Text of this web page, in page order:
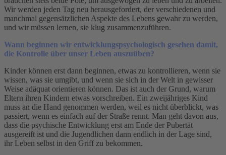
Wir werden jeden Tag neu herausgefordert, der verschiedenen und
manchmal gegensätzlichen Aspekte des Lebens gewahr zu werden,
und wir müssen lernen, sie klug zusammenzuführen.
Wann beginnen wir entwicklungspsychologisch gesehen damit,
die Kontrolle über unser Leben auszuüben?
Kinder können erst dann beginnen, etwas zu kontrollieren, wenn sie
wissen, was sie umgibt, und wenn sie sich in der Welt in gewisser
Weise adäquat orientieren können. Das ist auch der Grund, warum
Eltern ihren Kindern etwas vorschreiben. Ein zweijähriges Kind
muss an die Hand genommen werden, weil es nicht überblickt, was
passiert, wenn es einfach auf der Straße rennt. Man geht davon aus,
dass die psychische Entwicklung erst am Ende der Pubertät
ausgereift ist und die Jugendlichen dann endlich in der Lage sind,
ihr Leben selbst in den Griff zu bekommen.